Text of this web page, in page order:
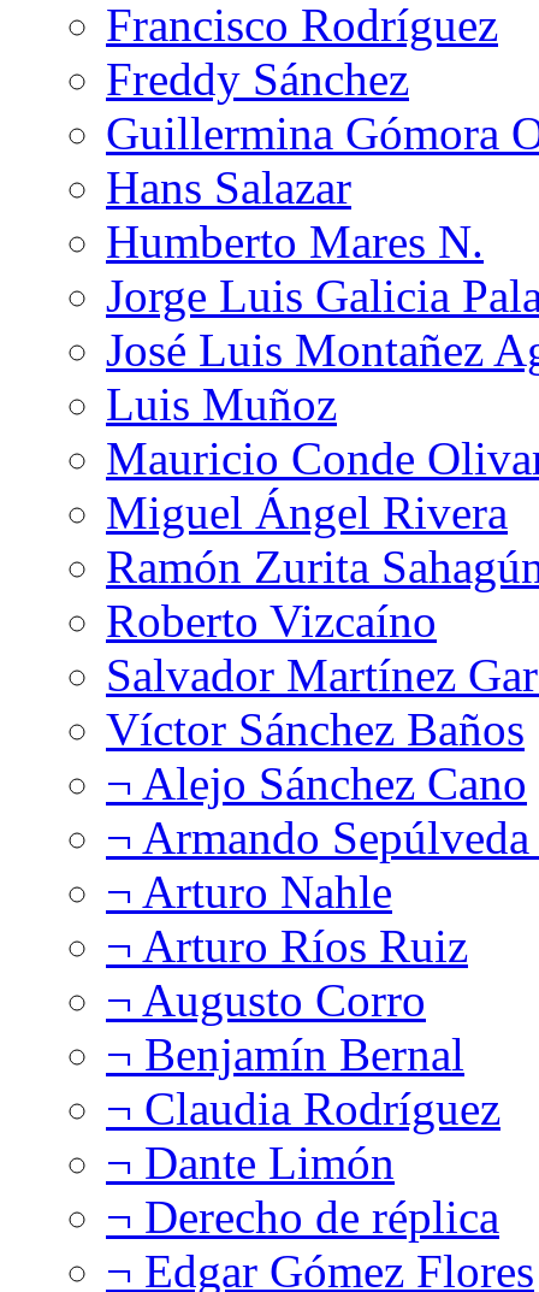
Francisco Rodríguez
Freddy Sánchez
Guillermina Gómora
Hans Salazar
Humberto Mares N.
Jorge Luis Galicia
José Luis Montañez
Luis Muñoz
Mauricio Conde
Miguel Ángel Rivera
Ramón Zurita
Roberto Vizcaíno
Salvador Martínez
Víctor Sánchez Baños
¬ Alejo Sánchez Cano
¬ Armando
¬ Arturo Nahle
¬ Arturo Ríos Ruiz
¬ Augusto Corro
¬ Benjamín Bernal
¬ Claudia Rodríguez
¬ Dante Limón
¬ Derecho de réplica
¬ Edgar Gómez Flores